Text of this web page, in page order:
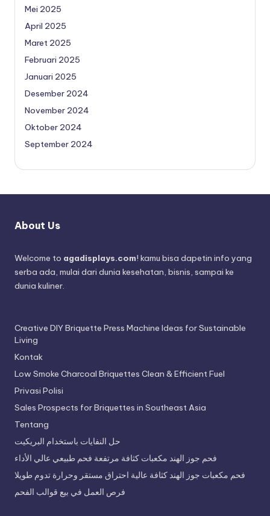
Mei 2025
April 2025
Maret 2025
Februari 2025
Januari 2025
Desember 2024
November 2024
Oktober 2024
September 2024
About Us
Welcome to agadisplays.com! kamu bisa dapetin info yang
serba ada, mulai dari dunia kesehatan, bisnis, sampai ke
dunia kuliner.
Creative DIY Briquette Press Machine Ideas for Sustainable
Living
Kontak
Low Smoke Charcoal Briquettes Clean & Efficient Fuel
Privasi Polisi
Sales Prospects for Briquettes in Southeast Asia
Tentang
حل النفايات باستخدام البريكيت
فحم جوز الهند مكعبات كثافة مرتفعة فحم طبيعي عالي الأداء
فحم مكعبات جوز الهند كثافة عالية احتراق مستقر وحرارة تدوم طويلا
فرص العمل في بيع قوالب الفحم